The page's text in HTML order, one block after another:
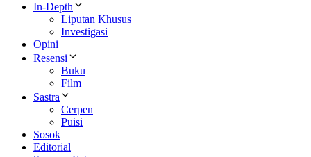
In-Depth
Liputan Khusus
Investigasi
Opini
Resensi
Buku
Film
Sastra
Cerpen
Puisi
Sosok
Editorial